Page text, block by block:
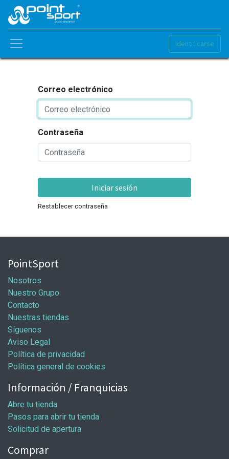
Identificarse
Correo electrónico
Contraseña
Iniciar sesión
Restablecer contraseña
PointSport
Nosotros
Nuestro Grupo
Contacto
Nuestras tiendas
Síguenos
Aviso Legal
Política de privacidad
Política general de cookies
Información / Franquicias
Abre tu tienda
Pasos para abrir tu tienda
Solicitud de apertura
Comprar